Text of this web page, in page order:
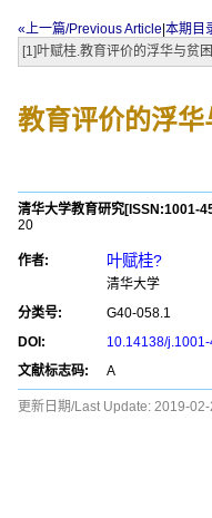
«上一篇/Previous Article 本期目
[1]叶赋桂.教育评价的浮华与贫
教育评价的浮华
清华大学教育研究[ISSN:1001-
20
作者: 叶赋桂?
清华大学
分类号:
G40-058.1
DOI:
10.14138/
文献标志码:
A
更新日期/Last Update: 2019-